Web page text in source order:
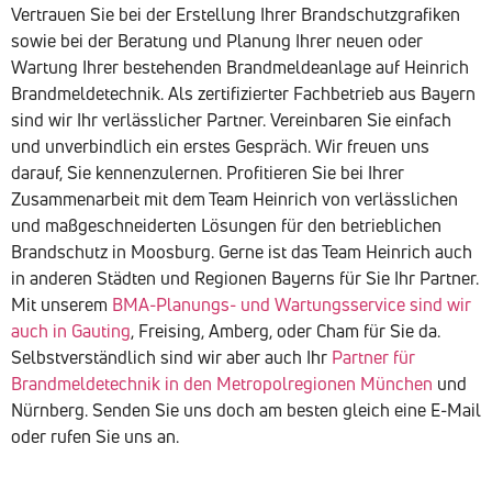
Vertrauen Sie bei der Erstellung Ihrer Brandschutzgrafiken
sowie bei der Beratung und Planung Ihrer neuen oder
Wartung Ihrer bestehenden Brandmeldeanlage auf Heinrich
Brandmeldetechnik. Als zertifizierter Fachbetrieb aus Bayern
sind wir Ihr verlässlicher Partner. Vereinbaren Sie einfach
und unverbindlich ein erstes Gespräch. Wir freuen uns
darauf, Sie kennenzulernen. Profitieren Sie bei Ihrer
Zusammenarbeit mit dem Team Heinrich von verlässlichen
und maßgeschneiderten Lösungen für den betrieblichen
Brandschutz in Moosburg. Gerne ist das Team Heinrich auch
in anderen Städten und Regionen Bayerns für Sie Ihr Partner.
Mit unserem BMA-Planungs- und Wartungsservice sind wir
auch in Gauting, Freising, Amberg, oder Cham für Sie da.
Selbstverständlich sind wir aber auch Ihr Partner für
Brandmeldetechnik in den Metropolregionen München und
Nürnberg. Senden Sie uns doch am besten gleich eine E-Mail
oder rufen Sie uns an.